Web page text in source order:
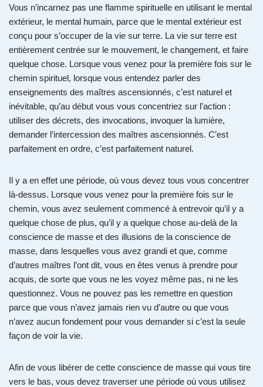
Vous n’incarnez pas une flamme spirituelle en utilisant le mental
extérieur, le mental humain, parce que le mental extérieur est
conçu pour s’occuper de la vie sur terre. La vie sur terre est
entièrement centrée sur le mouvement, le changement, et faire
quelque chose. Lorsque vous venez pour la première fois sur le
chemin spirituel, lorsque vous entendez parler des
enseignements des maîtres ascensionnés, c’est naturel et
inévitable, qu’au début vous vous concentriez sur l’action :
utiliser des décrets, des invocations, invoquer la lumière,
demander l’intercession des maîtres ascensionnés. C’est
parfaitement en ordre, c’est parfaitement naturel.
Il y a en effet une période, où vous devez tous vous concentrer
là-dessus. Lorsque vous venez pour la première fois sur le
chemin, vous avez seulement commencé à entrevoir qu’il y a
quelque chose de plus, qu’il y a quelque chose au-delà de la
conscience de masse et des illusions de la conscience de
masse, dans lesquelles vous avez grandi et que, comme
d’autres maîtres l’ont dit, vous en êtes venus à prendre pour
acquis, de sorte que vous ne les voyez même pas, ni ne les
questionnez. Vous ne pouvez pas les remettre en question
parce que vous n’avez jamais rien vu d’autre ou que vous
n’avez aucun fondement pour vous demander si c’est la seule
façon de voir la vie.
Afin de vous libérer de cette conscience de masse qui vous tire
vers le bas, vous devez traverser une période où vous utilisez